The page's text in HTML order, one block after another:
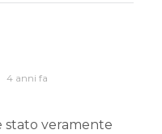
4 anni fa
stato veramente